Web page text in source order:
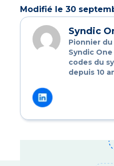
Modifié le 30
Syndic
Pionnier
Syndic
codes du
depuis 10